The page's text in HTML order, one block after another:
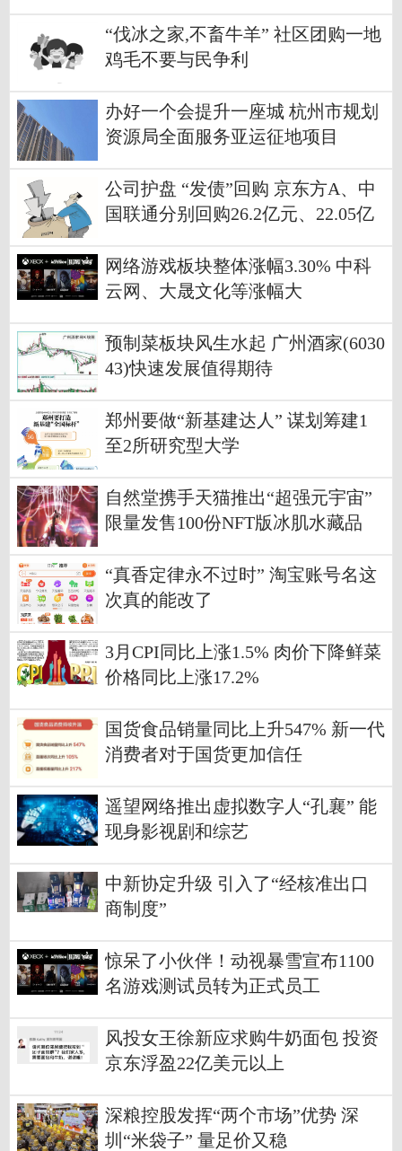
“伐冰之家,不畜牛羊” 社区团购一地
鸡毛不要与民争利
办好一个会提升一座城 杭州市规划
资源局全面服务亚运征地项目
公司护盘 “发债”回购 京东方A、中
国联通分别回购26.2亿元、22.05亿
网络游戏板块整体涨幅3.30% 中科
云网、大晟文化等涨幅大
预制菜板块风生水起 广州酒家(6030
43)快速发展值得期待
郑州要做“新基建达人” 谋划筹建1
至2所研究型大学
自然堂携手天猫推出“超强元宇宙”
限量发售100份NFT版冰肌水藏品
“真香定律永不过时” 淘宝账号名这
次真的能改了
3月CPI同比上涨1.5% 肉价下降鲜菜
价格同比上涨17.2%
国货食品销量同比上升547% 新一代
消费者对于国货更加信任
遥望网络推出虚拟数字人“孔襄” 能
现身影视剧和综艺
中新协定升级 引入了“经核准出口
商制度”
惊呆了小伙伴！动视暴雪宣布1100
名游戏测试员转为正式员工
风投女王徐新应求购牛奶面包 投资
京东浮盈22亿美元以上
深粮控股发挥“两个市场”优势 深
圳“米袋子” 量足价又稳